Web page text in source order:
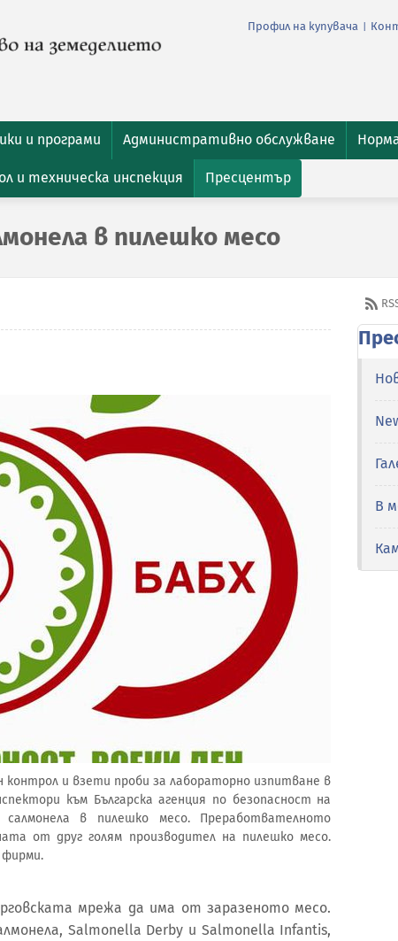
Профил на купувача
и програми Административно обслужване
и техническа инспекция Пресцентър
в пилешко месо
контрол и взети проби за лабораторно изпитване в
към Българска агенция по безопасност на
в пилешко месо. Преработвателното
от друг голям производител на пилешко месо.
мрежа да има от заразеното месо.
Salmonella Derby и Salmonella Infantis,
В